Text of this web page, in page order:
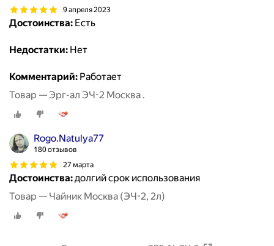
9 апреля 2023
Достоинства: Есть
Недостатки: Нет
Комментарий: Работает
Товар — Эрг-ал ЭЧ-2 Москва .
Rogo.Natulya77
180 отзывов
27 марта
Достоинства:долгий срок использования
Товар — Чайник Москва (ЭЧ-2, 2л)